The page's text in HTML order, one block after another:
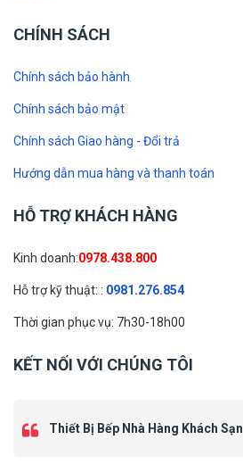
CHÍNH SÁCH
Chính sách bảo hành
Chính sách bảo mật
Chính sách Giao hàng - Đổi trả
Hướng dẫn mua hàng và thanh toán
HỖ TRỢ KHÁCH HÀNG
Kinh doanh:0978.438.800
Hỗ trợ kỹ thuật: : 0981.276.854
Thời gian phục vụ: 7h30-18h00
KẾT NỐI VỚI CHÚNG TÔI
Thiết Bị Bếp Nhà Hàng Khách Sạn